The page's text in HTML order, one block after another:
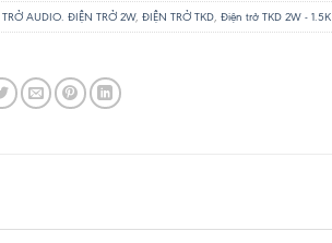
AUDIO. ĐIỆN TRỞ 2W, ĐIỆN TRỞ TKD, Điện trở TKD 2W - 1.5K